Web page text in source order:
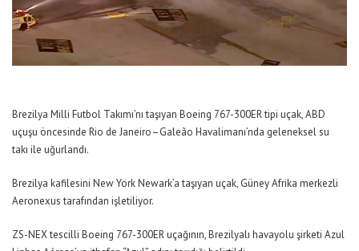
Brezilya Milli Futbol Takımı’nı taşıyan Boeing 767-300ER tipi uçak, ABD
uçuşu öncesinde Rio de Janeiro–Galeão Havalimanı’nda geleneksel su
takı ile uğurlandı.
Brezilya kafilesini New York Newark’a taşıyan uçak, Güney Afrika merkezli
Aeronexus tarafından işletiliyor.
ZS-NEX tescilli Boeing 767-300ER uçağının, Brezilyalı havayolu şirketi Azul